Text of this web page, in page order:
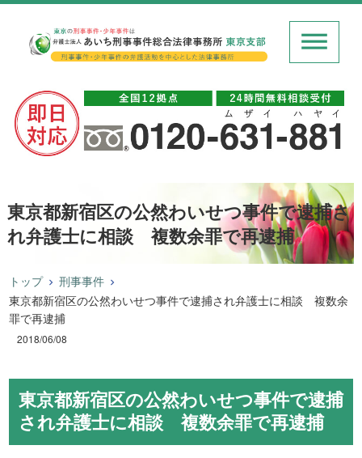
東京都新宿区の公然わいせつ事件で逮捕さ
れ弁護士に相談 複数余罪で再逮捕
トップ
刑事事件
東京都新宿区の公然わいせつ事件で逮捕され弁護士に相談 複数余
罪で再逮捕
2018/06/08
東京都新宿区の公然わいせつ事件で逮捕
され弁護士に相談 複数余罪で再逮捕